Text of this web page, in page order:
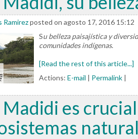
Ramirezposted on agosto 17, 2016 15:12
Su belleza paisajística y
comunidades indígenas.
[Read the rest of this article...]
Actions: E-mail | Permalink |
Madidi es